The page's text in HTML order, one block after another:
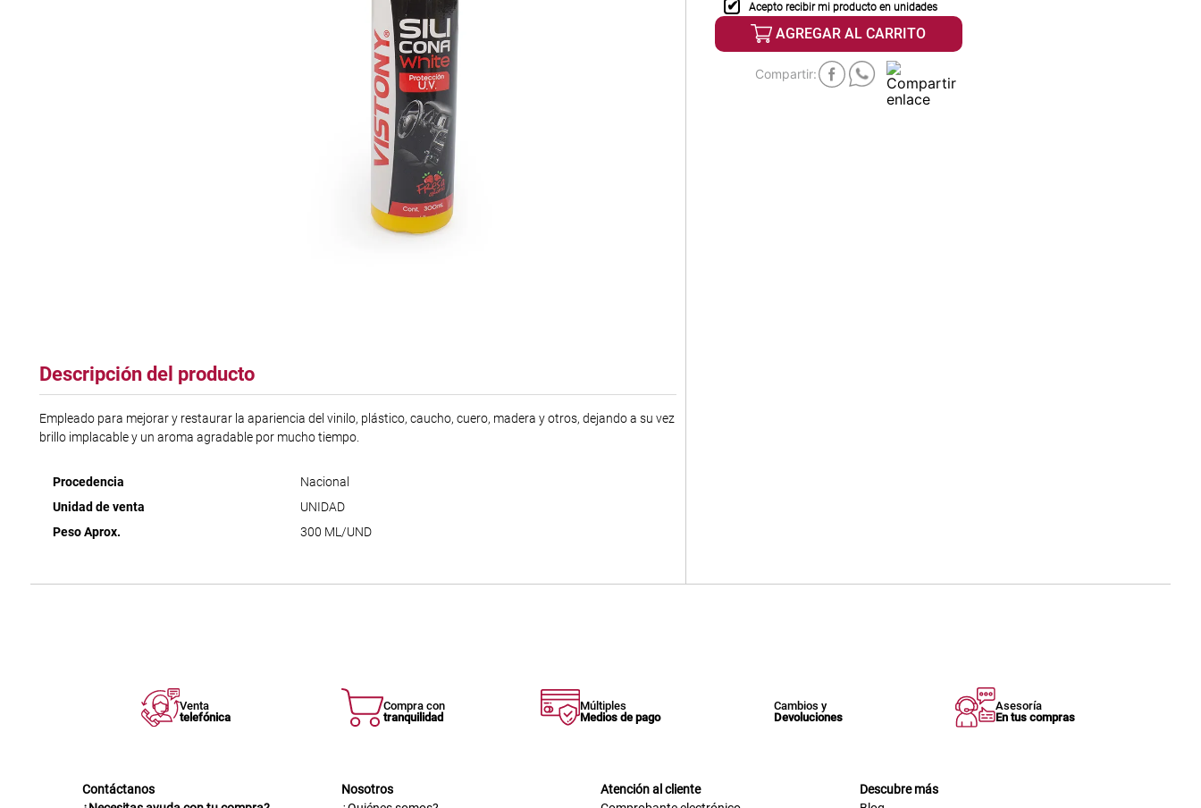
Descripción del producto
Empleado para mejorar y restaurar la apariencia del vinilo, plástico, caucho, cuero, madera y otros, dejando a su vez
brillo implacable y un aroma agradable por mucho tiempo.
Procedencia
Nacional
Unidad de venta
UNIDAD
Peso Aprox.
300 ML/UND
Acepto recibir mi producto en unidades
AGREGAR AL CARRITO
Venta
telefónica
Compra con
tranquilidad
Múltiples
Medios de pago
Cambios y
Devoluciones
Asesoría
En tus compras
Contáctanos
Nosotros
Atención al cliente
Descubre más